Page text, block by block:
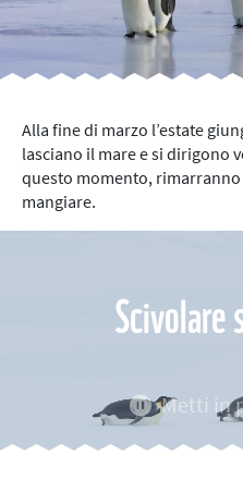
Alla fine di marzo l’estate
lasciano il mare e si dirigono
questo momento,
mangiare.
Scivolare
Metti in